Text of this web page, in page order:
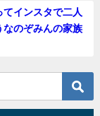
インスタで二人
なのぞみんの家族